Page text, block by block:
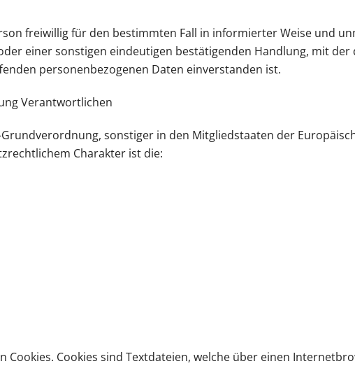
freiwillig für den bestimmten Fall in informierter Weise und
einer sonstigen eindeutigen bestätigenden Handlung, mit
personenbezogenen Daten einverstanden ist.
Verantwortlichen
sonstiger in den Mitgliedstaaten der
Charakter ist die:
Cookies. Cookies sind Textdateien, welche über einen